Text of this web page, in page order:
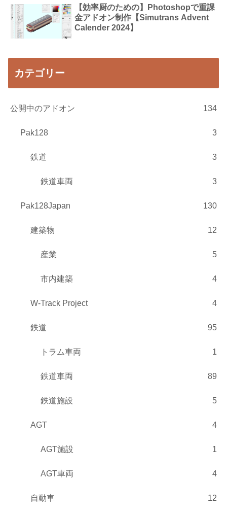
【効率厨のための】Photoshopで重課
金アドオン制作【Simutrans Advent
Calender 2024】
カテゴリー
公開中のアドオン 134
Pak128 3
鉄道 3
鉄道車両 3
Pak128Japan 130
建築物 12
産業 5
市内建築 4
W-Track Project 4
鉄道 95
トラム車両 1
鉄道車両 89
鉄道施設 5
AGT 4
AGT施設 1
AGT車両 4
自動車 12